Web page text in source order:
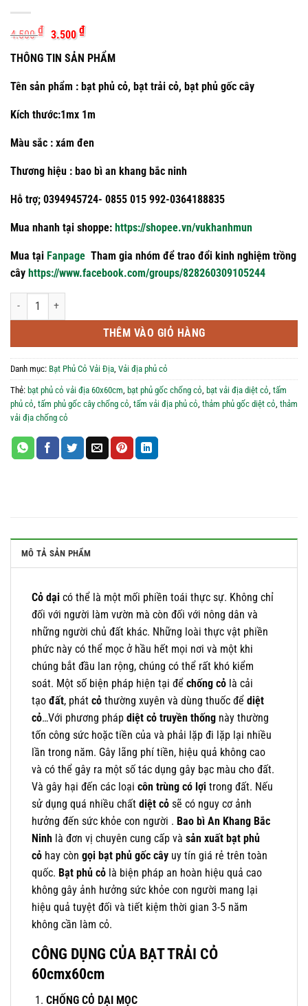
4.500₫ Giá
gốc
là:
4.500 ₫.
3.500₫Giá
hiện
tại
là:
THÔNG TIN SẢN PHẨM
Tên sản phẩm : bạt phủ cỏ, bạt trải cỏ, bạt phủ gốc cây
Kích thước:1mx 1m
Màu sắc : xám đen
Thương hiệu : bao bì an khang bắc ninh
Hỗ trợ; 0394945724- 0855 015 992-0364188835
Mua nhanh tại shoppe: https://shopee.vn/vukhanhmun
Mua tại Fanpage Tham gia nhóm để trao đổi kinh nghiệm trồng
cây https://www.facebook.com/groups/828260309105244
Bạt phủ cỏ gốc cây 60x60cm số lượng
THÊM VÀO GIỎ HÀNG
Danh mục: Bạt Phủ Cỏ Vải Địa Vải địa phủ cỏ
Thẻ: bạt phủ cỏ vải địa 60x60cm bạt phủ gốc chống cỏ bạt vải địa diệt cỏ tấm
phủ cỏ tấm phủ gốc cây chống cỏ tấm vải địa phủ cỏ thảm phủ gốc diệt cỏ thảm
vải địa chống cỏ
MÔ TẢ SẢN PHẨM
Cỏ dại có thể là một mối phiền toái thực sự. Không chỉ
đối với người làm vườn mà còn đối với nông dân và
những người chủ đất khác. Những loài thực vật phiền
phức này có thể mọc ở hầu hết mọi nơi và một khi
chúng bắt đầu lan rộng, chúng có thể rất khó kiểm
soát. Một số biện pháp hiện tại để chống cỏ là cải
tạo đất, phát cỏ thường xuyên và dùng thuốc để diệt
cỏ…Với phương pháp diệt cỏ truyền thống này thường
tốn công sức hoặc tiền của và phải lặp đi lặp lại nhiều
lần trong năm. Gây lãng phí tiền, hiệu quả không cao
và có thể gây ra một số tác dụng gây bạc màu cho đất.
Và gây hại đến các loại côn trùng có lợi trong đất. Nếu
sử dụng quá nhiều chất diệt cỏ sẽ có nguy cơ ảnh
hưởng đến sức khỏe con người . Bao bì An Khang Bắc
Ninh là đơn vị chuyên cung cấp và sản xuất bạt phủ
cỏ hay còn gọi bạt phủ gốc cây uy tín giá rẻ trên toàn
quốc. Bạt phủ cỏ là biện pháp an hoàn hiệu quả cao
không gây ảnh hưởng sức khỏe con người mang lại
hiệu quả tuyệt đối và tiết kiệm thời gian 3-5 năm
không cần làm cỏ.
CÔNG DỤNG CỦA BẠT TRẢI CỎ
60cmx60cm
CHỐNG CỎ DẠI MỌC